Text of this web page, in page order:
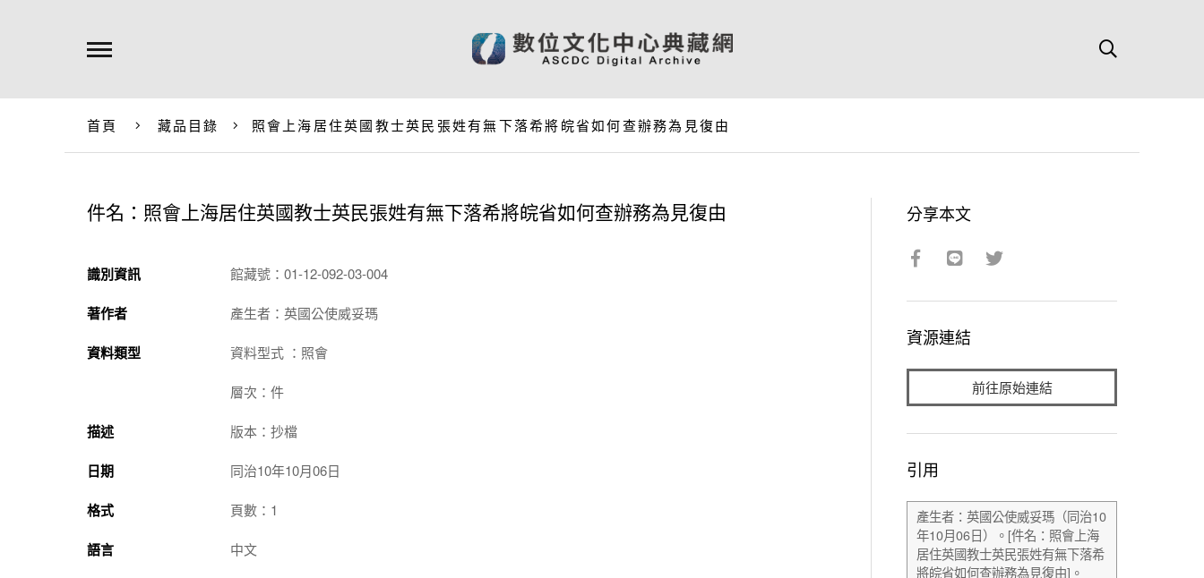
首頁 藏品目錄 照會上海居住英國教士英民張姓有無下落希將皖省如何查辦務為見復由
件名：照會上海居住英國教士英民張姓有無下落希將皖省如何查辦務為見復由
識別資訊 館藏號：01-12-092-03-004
著作者 產生者：英國公使威妥瑪
資料類型 資料型式 ：照會
層次：件
描述 版本：抄檔
日期 同治10年10月06日
格式 頁數：1
語言 中文
分享本文
資源連結
前往原始連結
引用